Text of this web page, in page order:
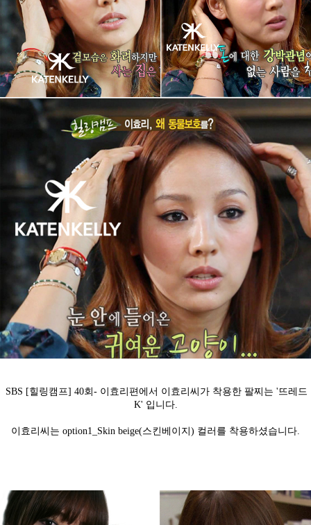
SBS [힐링캠프] 40회- 이효리편에서 이효리씨가 착용한 팔찌는 '뜨레드
K' 입니다.
이효리씨는 option1_Skin beige(스킨베이지) 컬러를 착용하셨습니다.